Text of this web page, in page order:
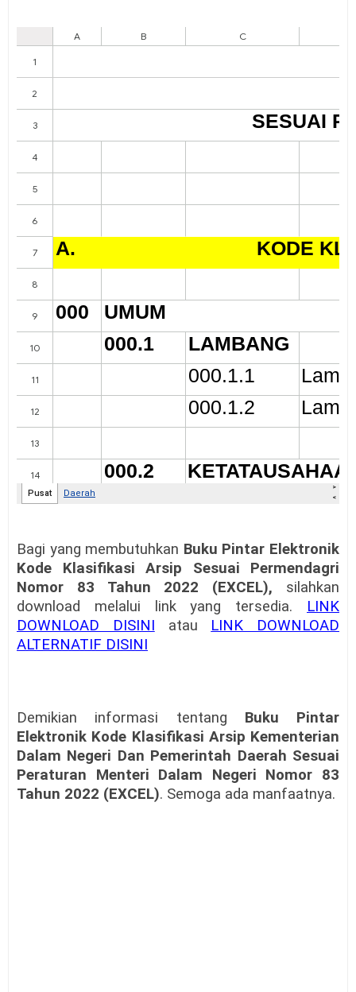
Bagi yang membutuhkan Buku Pintar Elektronik
Kode Klasifikasi Arsip Sesuai Permendagri
Nomor 83 Tahun 2022 (EXCEL), silahkan
download melalui link yang tersedia. LINK
DOWNLOAD DISINI atau LINK DOWNLOAD
ALTERNATIF DISINI
Demikian informasi tentang Buku Pintar
Elektronik Kode Klasifikasi Arsip Kementerian
Dalam Negeri Dan Pemerintah Daerah Sesuai
Peraturan Menteri Dalam Negeri Nomor 83
Tahun 2022 (EXCEL). Semoga ada manfaatnya.